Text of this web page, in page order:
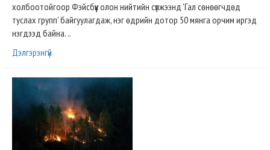
холбоотойгоор Фэйсбүүк олон нийтийн сүлжээнд 'Гал сөнөөгчдөд
туслах групп' байгуулагдаж, нэг өдрийн дотор 50 мянга орчим иргэд
нэгдээд байна. ..
Дэлгэрэнгүй